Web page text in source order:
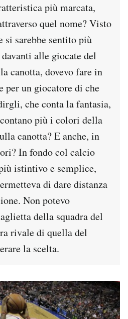
più marcata,
quel nome? Visto
si sarebbe sentito più
alle giocate del
canotta, dovevo fare in
per un giocatore di che
che conta la fantasia,
più i colori della
canotta? E anche, in
In fondo col calcio
istintivo e semplice,
di dare distanza
Non potevo
della squadra del
rivale di quella del
la scelta.